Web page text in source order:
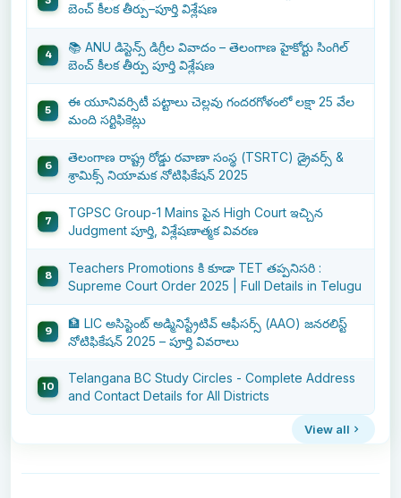
బెంచ్ కీలక తీర్పు–పూర్తి విశ్లేషణ
📚 ANU డిస్టెన్స్ డిగ్రీల వివాదం – తెలంగాణ హైకోర్టు సింగిల్
బెంచ్ కీలక తీర్పు పూర్తి విశ్లేషణ
ఈ యూనివర్సిటీ పట్టాలు చెల్లవు గందరగోళంలో లక్షా 25 వేల
మంది సర్టిఫికెట్లు
తెలంగాణ రాష్ట్ర రోడ్డు రవాణా సంస్థ (TSRTC) డ్రైవర్స్ &
శ్రామిక్స్ నియామక నోటిఫికేషన్ 2025
TGPSC Group-1 Mains పైన High Court ఇచ్చిన
Judgment పూర్తి, విశ్లేషణాత్మక వివరణ
Teachers Promotions కి కూడా TET తప్పనిసరి :
Supreme Court Order 2025 | Full Details in Telugu
🏦 LIC అసిస్టెంట్ అడ్మినిస్ట్రేటివ్ ఆఫీసర్స్ (AAO) జనరలిస్ట్
నోటిఫికేషన్ 2025 – పూర్తి వివరాలు
Telangana BC Study Circles - Complete Address
and Contact Details for All Districts
View all